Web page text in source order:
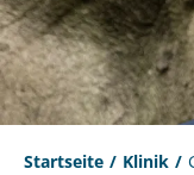
Startseite Klinik